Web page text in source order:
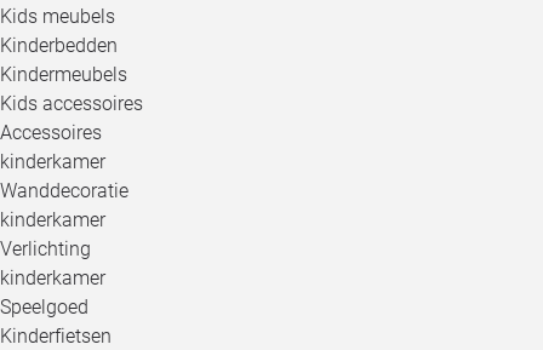
Kids meubels
Kinderbedden
Kindermeubels
Kids accessoires
Accessoires
kinderkamer
Wanddecoratie
kinderkamer
Verlichting
kinderkamer
Speelgoed
Kinderfietsen